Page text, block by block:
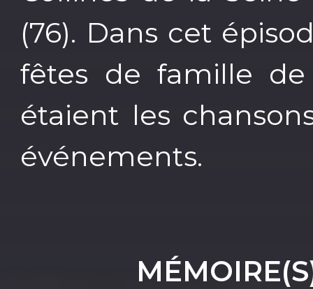
(76). Dans cet
fêtes de famille
étaient les
événements.